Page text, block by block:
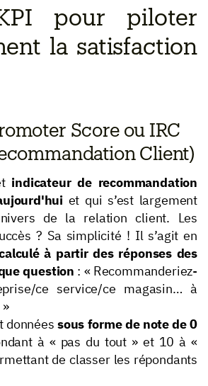
pour piloter
la satisfaction
Score ou IRC
Client)
indicateur de recommandation
et qui s’est largement
de la relation client. Les
? Sa simplicité ! Il s’agit en
à partir des réponses des
question : « Recommanderiez-
ce service/ce magasin… à
donnéessous forme de note de 0
à « pas du tout » et 10 à «
de classer les répondants